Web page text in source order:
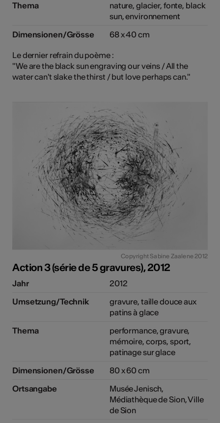
Thema
nature, glacier, fonte, black
sun, environnement
Dimensionen/Grösse
68 x 40 cm
Le dernier refrain du poème :
"We are the black sun engraving our veins / All the
water can't slake the thirst / but love perhaps can."
Copyright Sabine Zaalene 2012
Action 3 (série de 5 gravures), 2012
Jahr
2012
Umsetzung/Technik
gravure, taille douce aux
patins à glace
Thema
performance, gravure,
mémoire, corps, sport,
patinage sur glace
Dimensionen/Grösse
80 x 60 cm
Ortsangabe
Musée Jenisch,
Médiathèque de Sion, Ville
de Sion